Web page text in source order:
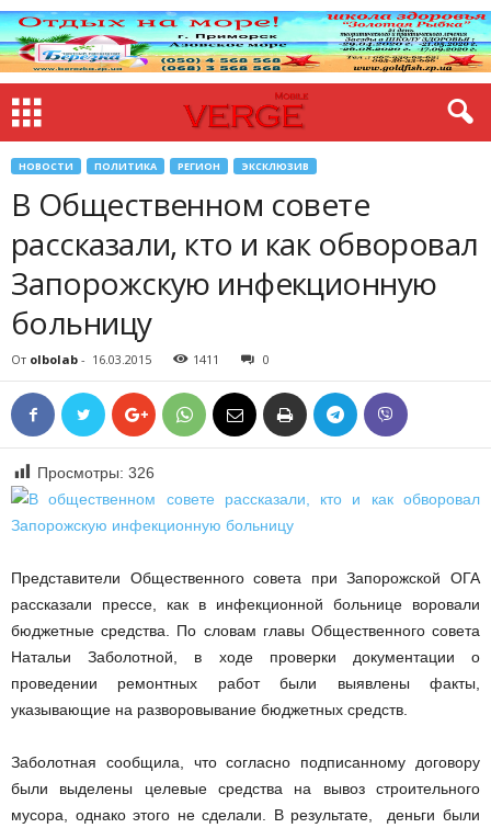
НОВОСТИ ПОЛИТИКА РЕГИОН ЭКСКЛЮЗИВ
В Общественном совете
рассказали, кто и как обворовал
Запорожскую инфекционную
больницу
От olbolab - 16.03.2015 1411 0
Просмотры: 326
Представители Общественного совета при Запорожской ОГА
рассказали прессе, как в инфекционной больнице воровали
бюджетные средства. По словам главы Общественного совета
Натальи Заболотной, в ходе проверки документации о
проведении ремонтных работ были выявлены факты,
указывающие на разворовывание бюджетных средств.
Заболотная сообщила, что согласно подписанному договору
были выделены целевые средства на вывоз строительного
мусора, однако этого не сделали. В результате, деньги были